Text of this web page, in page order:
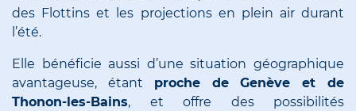
des Flottins et les projections en plein air durant
l’été.
Elle bénéficie aussi d’une situation géographique
avantageuse, étant proche de Genève et de
Thonon-les-Bains, et offre des possibilités